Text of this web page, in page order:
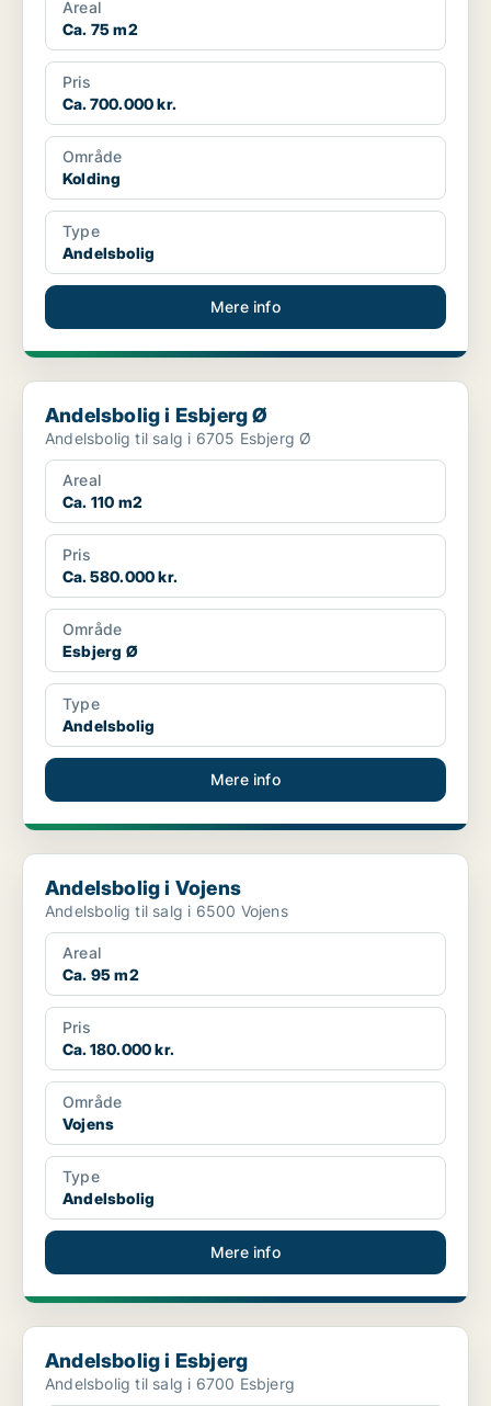
Areal
Ca. 75 m2
Pris
Ca. 700.000 kr.
Område
Kolding
Type
Andelsbolig
Mere info
Andelsbolig i Esbjerg Ø
Andelsbolig i Esbjerg Ø
Andelsbolig til salg i 6705 Esbjerg Ø
Areal
Ca. 110 m2
Pris
Ca. 580.000 kr.
Område
Esbjerg Ø
Type
Andelsbolig
Mere info
Andelsbolig i Vojens
Andelsbolig i Vojens
Andelsbolig til salg i 6500 Vojens
Areal
Ca. 95 m2
Pris
Ca. 180.000 kr.
Område
Vojens
Type
Andelsbolig
Mere info
Andelsbolig i Esbjerg
Andelsbolig i Esbjerg
Andelsbolig til salg i 6700 Esbjerg